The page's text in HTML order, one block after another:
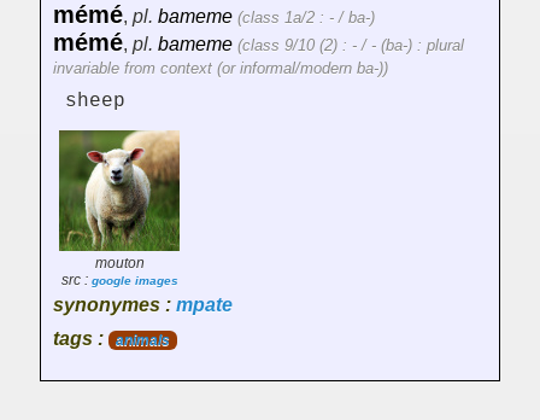
mémé, pl. bameme (class 1a/2 : - / ba-)
mémé, pl. bameme (class 9/10 (2) : - / - (ba-) : plural
invariable from context (or informal/modern ba-))
sheep
mouton
src : google images
synonymes : mpate
tags :
animals